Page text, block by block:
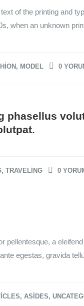
of the printing and
when an unknown
, MODEL 0
phasellus
, TRAVELING 0
pellentesque, a
egestas, gravida
, ASIDES,